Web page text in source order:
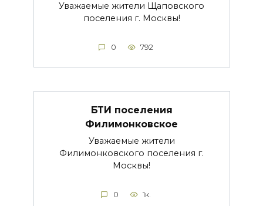
Уважаемые жители Щаповского
поселения г. Москвы!
0 792
БТИ поселения
Филимонковское
Уважаемые жители
Филимонковского поселения г.
Москвы!
0 1к.